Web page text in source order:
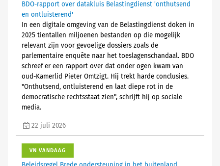
BDO-rapport over datakluis Belastingdienst 'onthutsend
en ontluisterend'
In een digitale omgeving van de Belastingdienst doken in
2025 tientallen miljoenen bestanden op die mogelijk
relevant zijn voor gevoelige dossiers zoals de
parlementaire enquête naar het toeslagenschandaal. BDO
schreef er een rapport over dat onder ogen kwam van
oud-Kamerlid Pieter Omtzigt. Hij trekt harde conclusies.
"Onthutsend, ontluisterend en laat diepe rot in de
democratische rechtsstaat zien", schrijft hij op sociale
media.
22 juli 2026
VN VANDAAG